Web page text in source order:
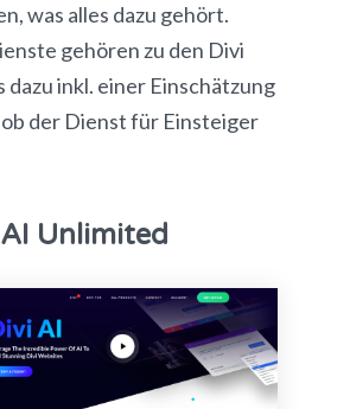
was alles dazu gehört.
gehören zu den Divi
dazu inkl. einer Einschätzung
der Dienst für Einsteiger
Unlimited